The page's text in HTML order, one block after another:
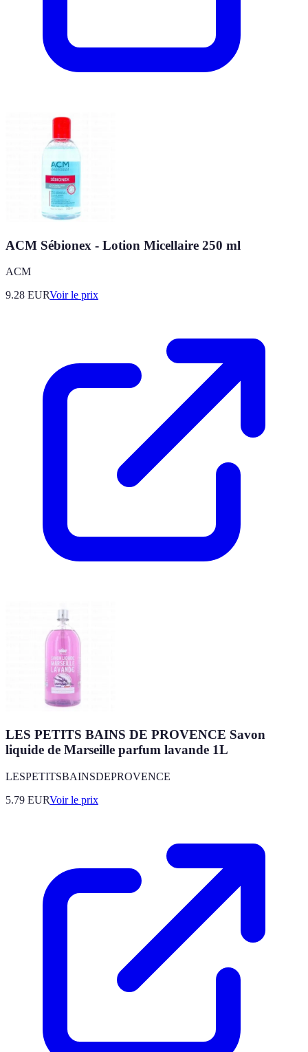
ACM Sébionex - Lotion Micellaire 250 ml
ACM
9.28 EURVoir le prix
LES PETITS BAINS DE PROVENCE Savon
liquide de Marseille parfum lavande 1L
LESPETITSBAINSDEPROVENCE
5.79 EURVoir le prix